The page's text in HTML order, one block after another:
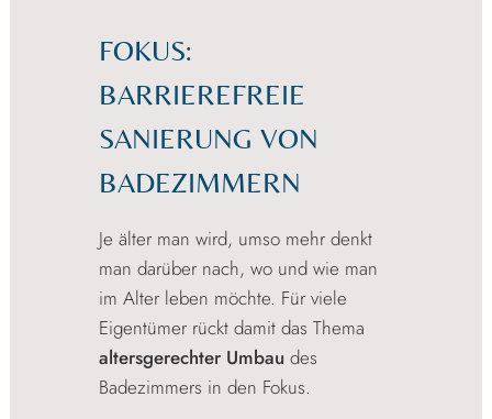
FOKUS:
BARRIEREFREIE
SANIERUNG VON
BADEZIMMERN
Je älter man wird, umso mehr denkt
man darüber nach, wo und wie man
im Alter leben möchte. Für viele
Eigentümer rückt damit das Thema
altersgerechter Umbau des
Badezimmers in den Fokus.